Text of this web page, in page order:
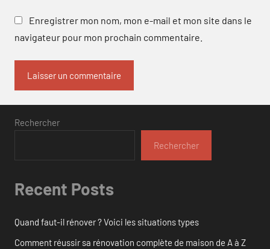
Enregistrer mon nom, mon e-mail et mon site dans le
navigateur pour mon prochain commentaire.
Rechercher
Rechercher
Recent Posts
Quand faut-il rénover ? Voici les situations types
Comment réussir sa rénovation complète de maison de A à Z